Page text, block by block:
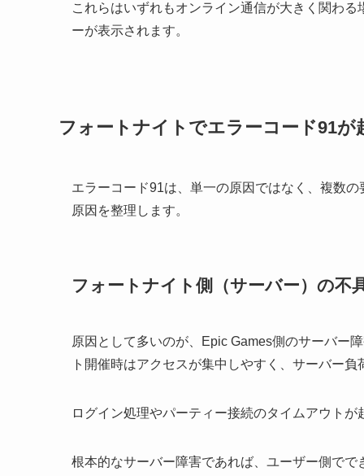
これらはいずれもオンライン通信が大きく関わ
ーが表示されます。
フォートナイトでエラーコード91が
エラーコード91は、単一の原因ではなく、複数
原因を整理します。
フォートナイト側（サーバー）の不
原因として多いのが、Epic Games側のサーバー
ト開催時はアクセスが集中しやすく、サーバー
ログイン処理やパーティー接続のタイムアウト
根本的なサーバー障害であれば、ユーザー側で